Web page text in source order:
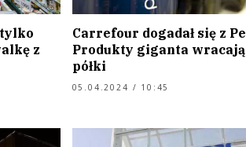
z
Carrefour dogadał się z
Produkty giganta
półki
05.04.2024 / 10:45